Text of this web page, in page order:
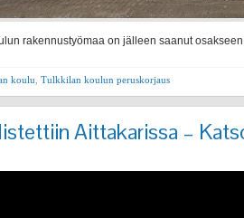
rakennustyömaa on jälleen saanut
koulu Tulkkilan koulun peruskorjaus
Aittakarissa –